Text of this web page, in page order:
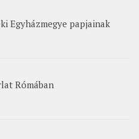
Egyházmegye papjainak
Rómában